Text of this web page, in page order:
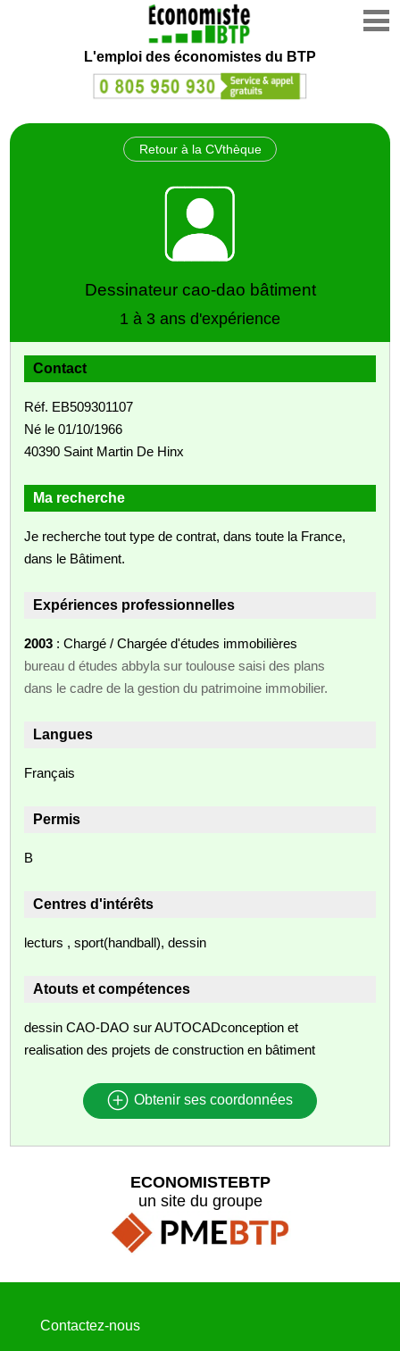
L'emploi des économistes du BTP
Retour à la CVthèque
Dessinateur cao-dao bâtiment
1 à 3 ans d'expérience
Contact
Réf. EB509301107
Né le 01/10/1966
40390 Saint Martin De Hinx
Ma recherche
Je recherche tout type de contrat, dans toute la France,
dans le Bâtiment.
Expériences professionnelles
2003 : Chargé / Chargée d'études immobilières
bureau d études abbyla sur toulouse saisi des plans
dans le cadre de la gestion du patrimoine immobilier.
Langues
Français
Permis
B
Centres d'intérêts
lecturs , sport(handball), dessin
Atouts et compétences
dessin CAO-DAO sur AUTOCADconception et
realisation des projets de construction en bâtiment
Obtenir ses coordonnées
ECONOMISTEBTP
un site du groupe
Contactez-nous